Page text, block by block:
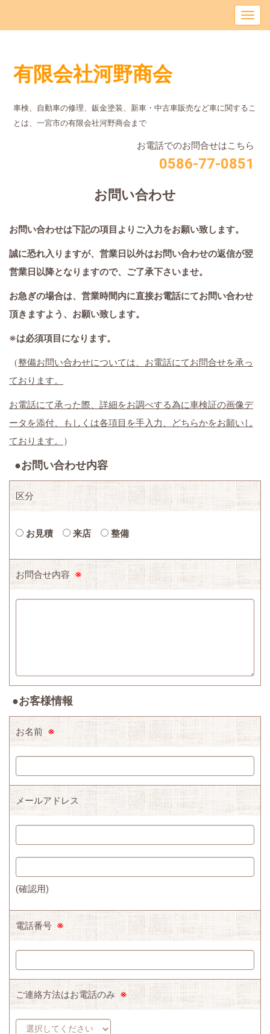
有限会社河野商会
車検、自動車の修理、鈑金塗装、新車・中古車販売など車に関するこ
とは、⼀宮市の有限会社河野商会まで
お電話でのお問合せはこちら
0586-77-0851
お問い合わせ
お問い合わせは下記の項目よりご入力をお願い致します。
誠に恐れ入りますが、営業日以外はお問い合わせの返信が翌
営業日以降となりますので、ご了承下さいませ。
お急ぎの場合は、営業時間内に直接お電話にてお問い合わせ
頂きますよう、お願い致します。
※は必須項目になります。
（整備お問い合わせについては、お電話にてお問合せを承っ
ております。
お電話にて承った際、詳細をお調べする為に車検証の画像デ
ータを添付、もしくは各項目を手入力、どちらかをお願いし
ております。
）
●お問い合わせ内容
区分
お見積 来店 整備
お問合せ内容 ※
●お客様情報
お名前 ※
メールアドレス
(確認用)
電話番号 ※
ご連絡方法はお電話のみ ※